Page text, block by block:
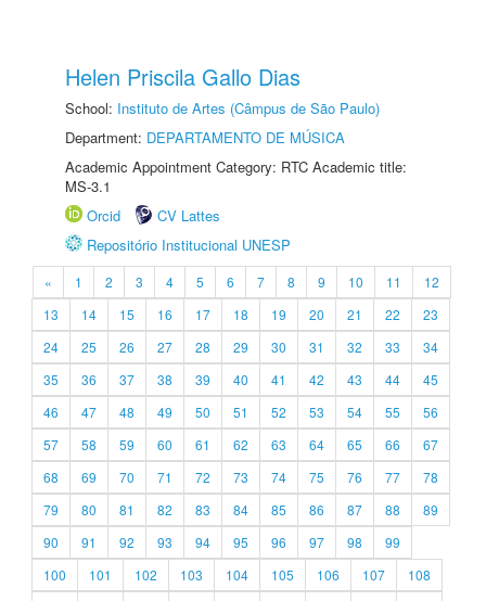
Helen Priscila Gallo Dias
School: Instituto de Artes (Câmpus de São Paulo)
Department: DEPARTAMENTO DE MÚSICA
Academic Appointment Category: RTC Academic title:
MS-3.1
Orcid
CV Lattes
Repositório Institucional UNESP
« 1 2 3 4 5 6 7 8 9 10 11
12
13
14 15 16 17 18 19 20 21 22
23
24
25 26 27 28 29 30 31 32 33
34
35
36 37 38 39 40 41 42 43 44
45
46
47 48 49 50 51 52 53 54 55
56
57
58 59 60 61 62 63 64 65 66
67
68
69 70 71 72 73 74 75 76 77
78
79
80 81 82 83 84 85 86 87 88
89
90
91 92 93 94 95 96 97 98
99
100
101 102 103 104 105 106 107
108